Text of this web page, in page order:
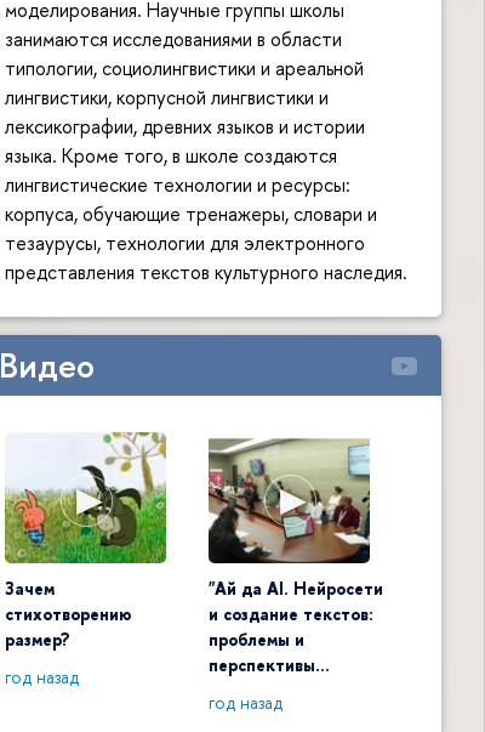
моделирования. Научные группы школы
занимаются исследованиями в области
типологии, социолингвистики и ареальной
лингвистики, корпусной лингвистики и
лексикографии, древних языков и истории
языка. Кроме того, в школе создаются
лингвистические технологии и ресурсы:
корпуса, обучающие тренажеры, словари и
тезаурусы, технологии для электронного
представления текстов культурного наследия.
Видео
Зачем
стихотворению
размер?
год назад
"Ай да AI. Нейросети
и создание текстов:
проблемы и
перспективы…
год назад